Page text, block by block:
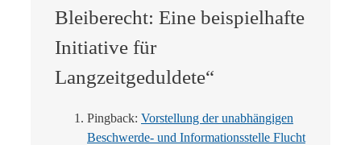
Bleiberecht: Eine beispielhafte
Initiative für
Langzeitgeduldete“
Pingback: Vorstellung der unabhängigen
Beschwerde- und Informationsstelle Flucht